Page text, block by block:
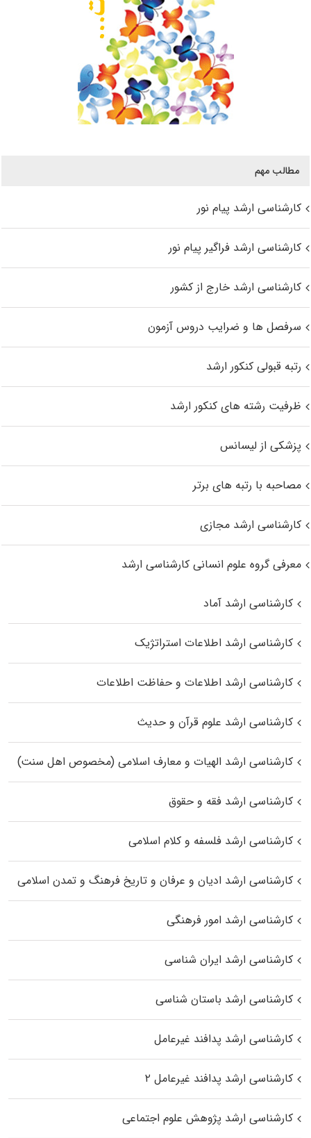
مطالب مهم
کارشناسی ارشد پیام نور
کارشناسی ارشد فراگیر پیام نور
کارشناسی ارشد خارج از کشور
سرفصل ها و ضرایب دروس آزمون
رتبه قبولی کنکور ارشد
ظرفیت رشته های کنکور ارشد
پزشکی از لیسانس
مصاحبه با رتبه های برتر
کارشناسی ارشد مجازی
معرفی گروه علوم انسانی کارشناسی ارشد
کارشناسی ارشد آماد
کارشناسی ارشد اطلاعات استراتژیک
کارشناسی ارشد اطلاعات و حفاظت اطلاعات
کارشناسی ارشد علوم قرآن و حدیث
کارشناسی ارشد الهیات و معارف اسلامی (مخصوص اهل سنت)
کارشناسی ارشد فقه و حقوق
کارشناسی ارشد فلسفه و کلام اسلامی
کارشناسی ارشد ادیان و عرفان و تاریخ فرهنگ و تمدن اسلامی
کارشناسی ارشد امور فرهنگی
کارشناسی ارشد ایران شناسی
کارشناسی ارشد باستان شناسی
کارشناسی ارشد پدافند غیرعامل
کارشناسی ارشد پدافند غیرعامل ۲
کارشناسی ارشد پژوهش علوم اجتماعی